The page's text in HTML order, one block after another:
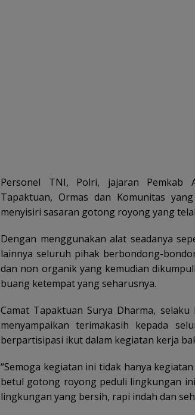
Personel TNI, Polri, jajaran Pemkab
Tapaktuan, Ormas dan Komunitas
menyisiri sasaran gotong royong yang
Dengan menggunakan alat seadanya
lainnya seluruh pihak berbondong-
dan non organik yang kemudian
buang ketempat yang seharusnya.
Camat Tapaktuan Surya Dharma,
menyampaikan terimakasih kepada
berpartisipasi ikut dalam kegiatan kerja
“Semoga kegiatan ini tidak hanya
betul gotong royong peduli lingkungan
lingkungan yang bersih, rapi indah dan